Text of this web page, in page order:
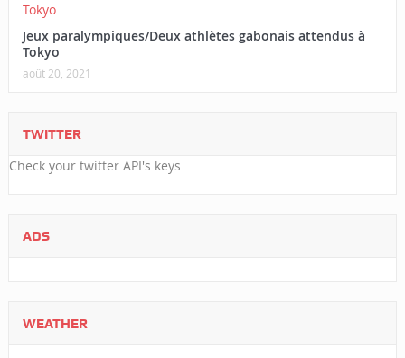
Jeux paralympiques/Deux athlètes gabonais attendus à
Tokyo
août 20, 2021
TWITTER
Check your twitter API's keys
ADS
WEATHER